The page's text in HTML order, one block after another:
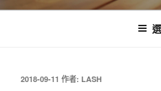
發
2018-09-11 作者: LASH